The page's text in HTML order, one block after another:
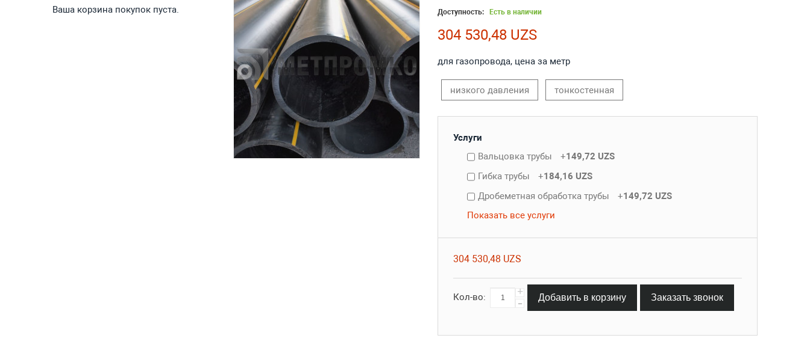
Доступность: Есть в наличии
304 530,48 UZS
для газопровода, цена за метр
низкого давления тонкостенная
Услуги
Вальцовка трубы
+149,72 UZS
Гибка трубы
+184,16 UZS
Дробеметная обработка трубы
+149,72 UZS
Показать все услуги
304 530,48 UZS
Кол-во: +
- Добавить в корзину Заказать звонок
Ваша корзина покупок пуста.